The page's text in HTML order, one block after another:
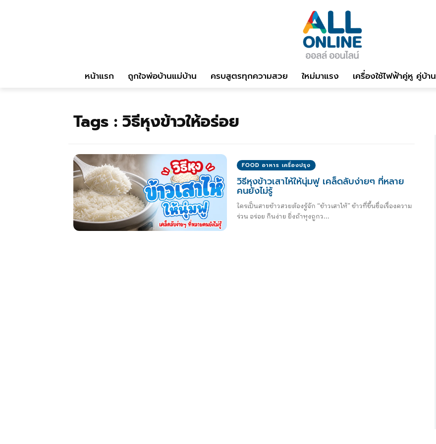
หน้าแรก ถูกใจพ่อบ้านแม่บ้าน ครบสูตรทุกความสวย ใหม่มาแรง เครื่องใช้ไฟฟ้าคู่หู คู่บ้าน
Tags : วิธีหุงข้าวให้อร่อย
FOOD อาหาร เครื่องปรุง
วิธีหุงข้าวเสาไห้ให้นุ่มฟู เคล็ดลับง่ายๆ ที่หลาย
คนยังไม่รู้
ใครเป็นสายข้าวสวยต้องรู้จัก “ข้าวเสาไห้” ข้าวที่ขึ้นชื่อเรื่องความ
ร่วน อร่อย กินง่าย ยิ่งถ้าหุงถูกว...